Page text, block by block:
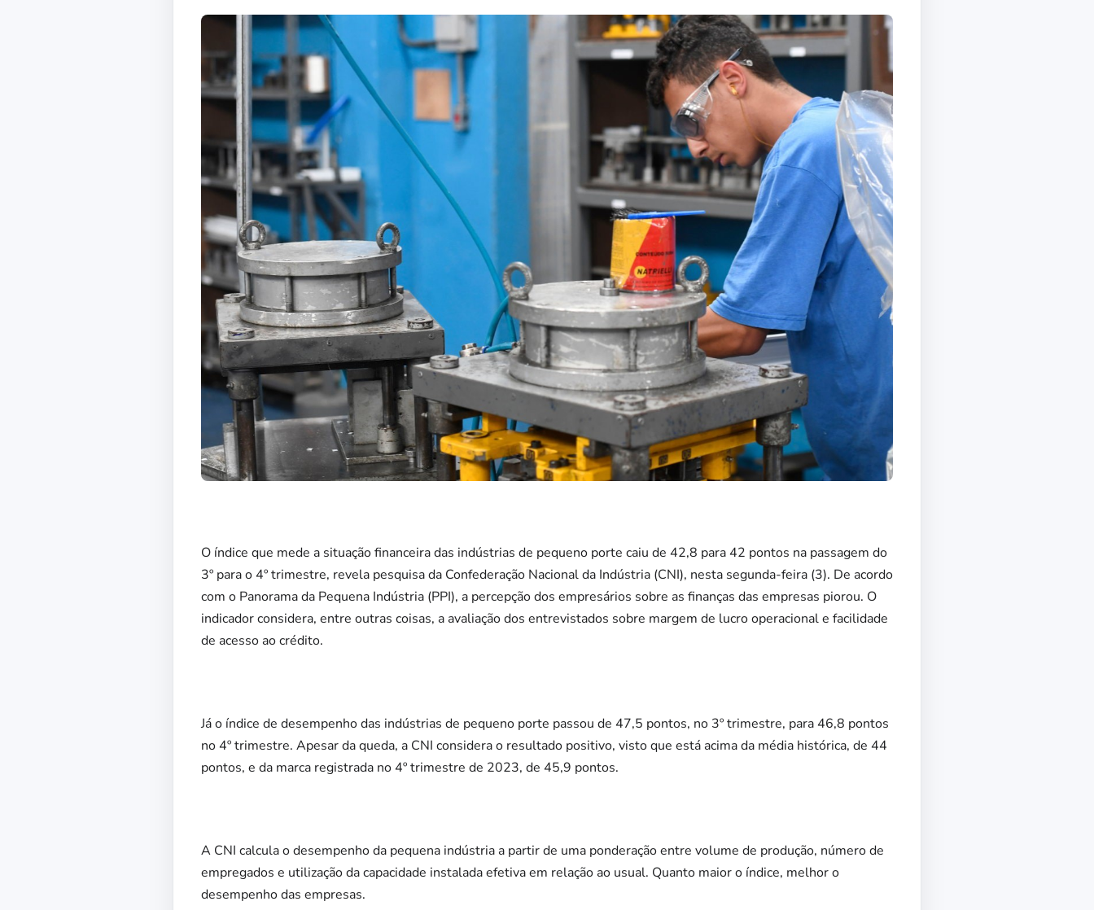
O índice que mede a situação financeira das indústrias de pequeno porte caiu de 42,8 para 42 pontos na passagem do
3º para o 4º trimestre, revela pesquisa da Confederação Nacional da Indústria (CNI), nesta segunda-feira (3). De acordo
com o Panorama da Pequena Indústria (PPI), a percepção dos empresários sobre as finanças das empresas piorou. O
indicador considera, entre outras coisas, a avaliação dos entrevistados sobre margem de lucro operacional e facilidade
de acesso ao crédito.
Já o índice de desempenho das indústrias de pequeno porte passou de 47,5 pontos, no 3º trimestre, para 46,8 pontos
no 4º trimestre. Apesar da queda, a CNI considera o resultado positivo, visto que está acima da média histórica, de 44
pontos, e da marca registrada no 4º trimestre de 2023, de 45,9 pontos.
A CNI calcula o desempenho da pequena indústria a partir de uma ponderação entre volume de produção, número de
empregados e utilização da capacidade instalada efetiva em relação ao usual. Quanto maior o índice, melhor o
desempenho das empresas.